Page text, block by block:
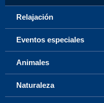
Relajación
Eventos especiales
Animales
Naturaleza